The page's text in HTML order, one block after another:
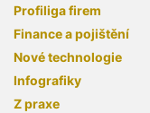
Profiliga firem
Finance a pojištění
Nové technologie
Infografiky
Z praxe